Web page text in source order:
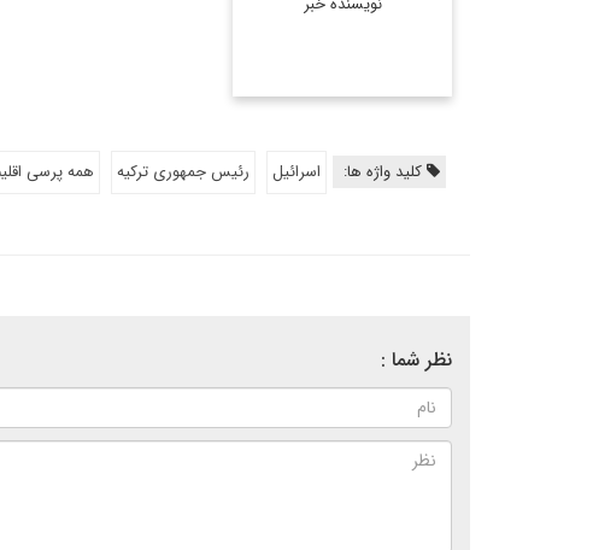
روزنامه الاهرام ...
کلید واژه ها: اسرائیل رئیس جمهوری ترکیه همه پرسی
نظر شما :